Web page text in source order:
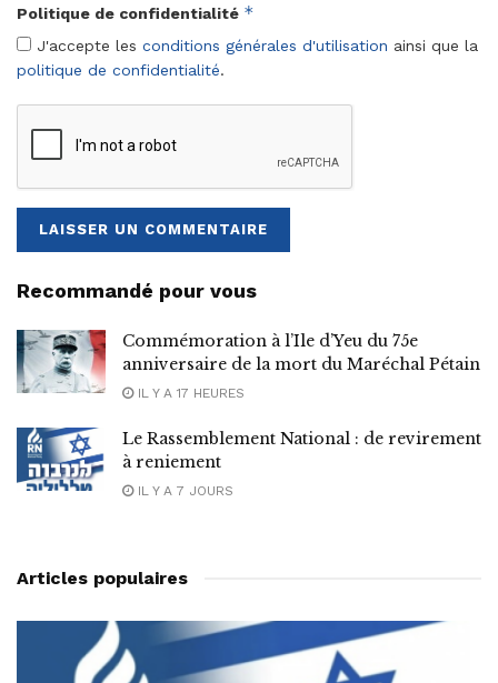
Politique de confidentialité *
J'accepte les conditions générales d'utilisation ainsi que la
politique de confidentialité.
Recommandé pour vous
Commémoration à l’Ile d’Yeu du 75e
anniversaire de la mort du Maréchal Pétain
IL Y A 17 HEURES
Le Rassemblement National : de revirement
à reniement
IL Y A 7 JOURS
Articles populaires